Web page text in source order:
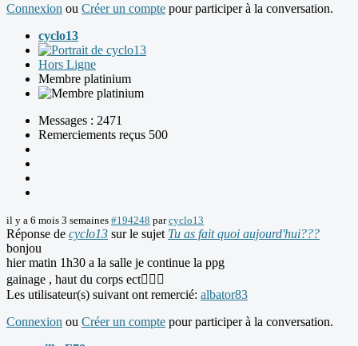
Connexion ou Créer un compte pour participer à la conversation.
cyclo13
Hors Ligne
Membre platinium
Messages : 2471
Remerciements reçus 500
il y a 6 mois 3 semaines #194248 parcyclo13
Réponse de cyclo13 sur le sujet Tu as fait quoi aujourd'hui???
bonjou
hier matin 1h30 a la salle je continue la ppg
gainage , haut du corps ect🏋🏻‍♂️
Les utilisateur(s) suivant ont remercié: albator83
Connexion ou Créer un compte pour participer à la conversation.